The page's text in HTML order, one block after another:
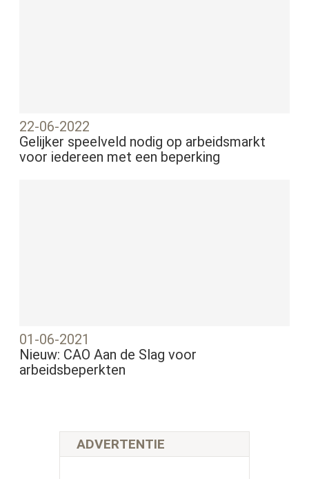
22-06-2022
Gelijker speelveld nodig op arbeidsmarkt
voor iedereen met een beperking
01-06-2021
Nieuw: CAO Aan de Slag voor
arbeidsbeperkten
ADVERTENTIE